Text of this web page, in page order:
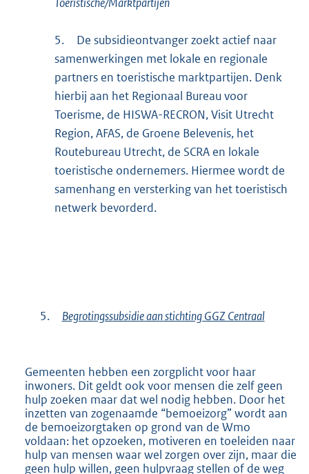
5.
De subsidieontvanger zoekt actief naar
samenwerkingen met lokale en regionale
partners en toeristische marktpartijen. Denk
hierbij aan het Regionaal Bureau voor
Toerisme, de HISWA-RECRON, Visit Utrecht
Region, AFAS, de Groene Belevenis, het
Routebureau Utrecht, de SCRA en lokale
toeristische ondernemers. Hiermee wordt de
samenhang en versterking van het toeristisch
netwerk bevorderd.
5. Begrotingssubsidie aan stichting GGZ Centraal
Gemeenten hebben een zorgplicht voor haar
inwoners. Dit geldt ook voor mensen die zelf geen
hulp zoeken maar dat wel nodig hebben. Door het
inzetten van zogenaamde “bemoeizorg” wordt aan
de bemoeizorgtaken op grond van de Wmo
voldaan: het opzoeken, motiveren en toeleiden naar
hulp van mensen waar wel zorgen over zijn, maar die
geen hulp willen, geen hulpvraag stellen of de weg